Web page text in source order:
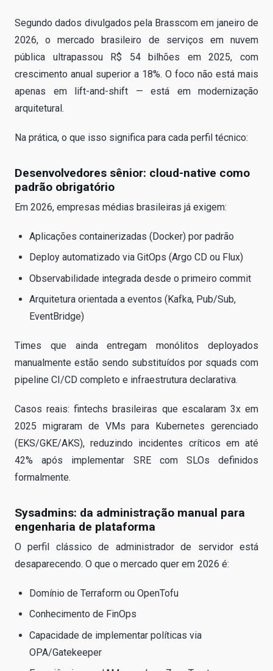
Segundo dados divulgados pela Brasscom em janeiro de
2026, o mercado brasileiro de serviços em nuvem
pública ultrapassou R$ 54 bilhões em 2025, com
crescimento anual superior a 18%. O foco não está mais
apenas em lift-and-shift — está em modernização
arquitetural.
Na prática, o que isso significa para cada perfil técnico:
Desenvolvedores sênior: cloud-native como
padrão obrigatório
Em 2026, empresas médias brasileiras já exigem:
Aplicações containerizadas (Docker) por padrão
Deploy automatizado via GitOps (Argo CD ou Flux)
Observabilidade integrada desde o primeiro commit
Arquitetura orientada a eventos (Kafka, Pub/Sub,
EventBridge)
Times que ainda entregam monólitos deployados
manualmente estão sendo substituídos por squads com
pipeline CI/CD completo e infraestrutura declarativa.
Casos reais: fintechs brasileiras que escalaram 3x em
2025 migraram de VMs para Kubernetes gerenciado
(EKS/GKE/AKS), reduzindo incidentes críticos em até
42% após implementar SRE com SLOs definidos
formalmente.
Sysadmins: da administração manual para
engenharia de plataforma
O perfil clássico de administrador de servidor está
desaparecendo. O que o mercado quer em 2026 é:
Domínio de Terraform ou OpenTofu
Conhecimento de FinOps
Capacidade de implementar políticas via
OPA/Gatekeeper